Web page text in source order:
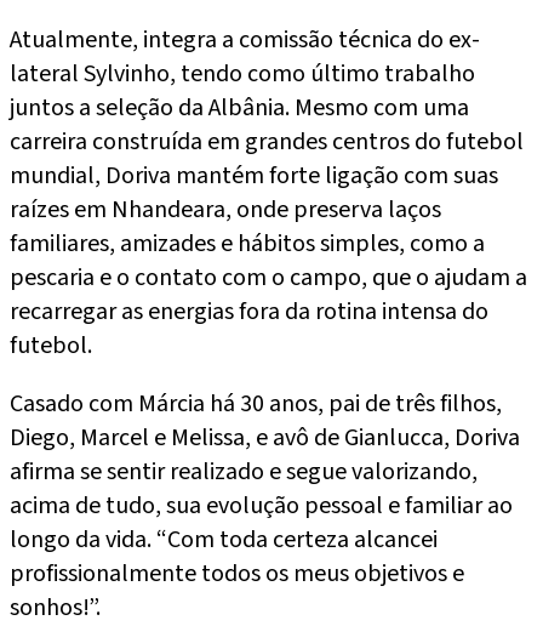
Atualmente, integra a comissão técnica do ex-
lateral Sylvinho, tendo como último trabalho
juntos a seleção da Albânia. Mesmo com uma
carreira construída em grandes centros do futebol
mundial, Doriva mantém forte ligação com suas
raízes em Nhandeara, onde preserva laços
familiares, amizades e hábitos simples, como a
pescaria e o contato com o campo, que o ajudam a
recarregar as energias fora da rotina intensa do
futebol.
Casado com Márcia há 30 anos, pai de três filhos,
Diego, Marcel e Melissa, e avô de Gianlucca, Doriva
afirma se sentir realizado e segue valorizando,
acima de tudo, sua evolução pessoal e familiar ao
longo da vida. “Com toda certeza alcancei
profissionalmente todos os meus objetivos e
sonhos!”.